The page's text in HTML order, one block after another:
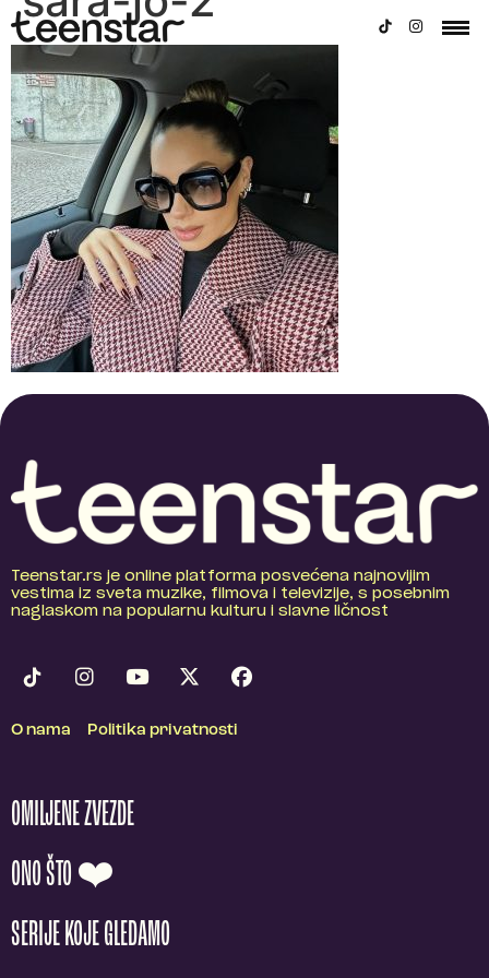
Teenstar.rs je online platforma posvećena najnovijim
vestima iz sveta muzike, filmova i televizije, s posebnim
naglaskom na popularnu kulturu i slavne ličnost
O nama Politika privatnosti
OMILJENE ZVEZDE
ONO ŠTO ❤️
SERIJE KOJE GLEDAMO